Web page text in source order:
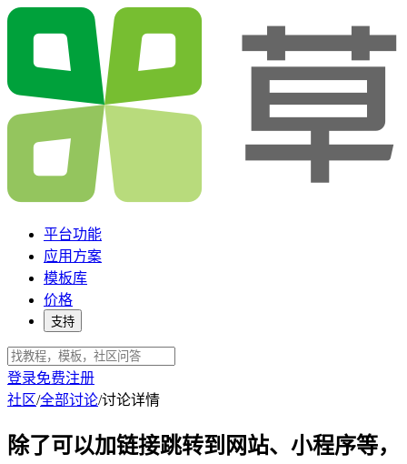
平台功能
应用方案
模板库
价格
支持
登录免费注册
社区/全部讨论/讨论详情
除了可以加链接跳转到网站、小程序等，